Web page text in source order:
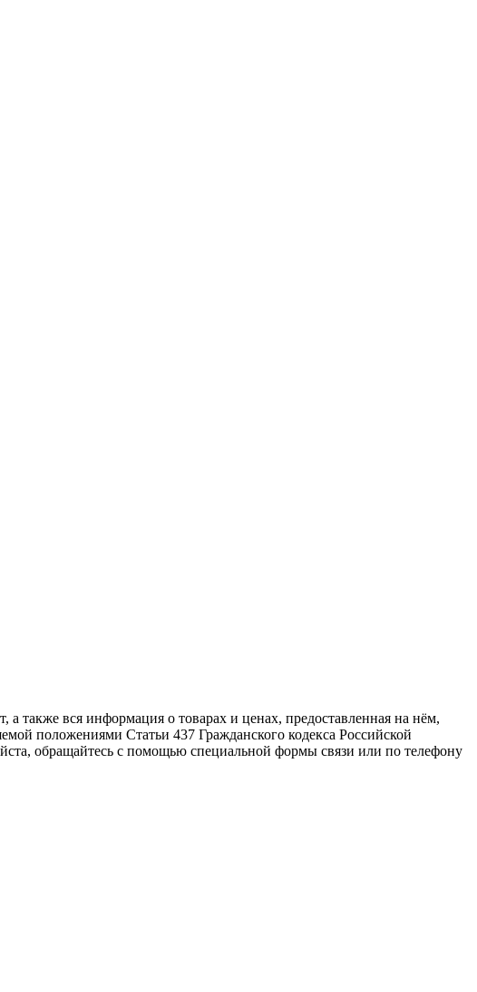
также вся информация о товарах и ценах, предоставленная на нём,
положениями Статьи 437 Гражданского кодекса Российской
обращайтесь с помощью специальной формы связи или по телефону